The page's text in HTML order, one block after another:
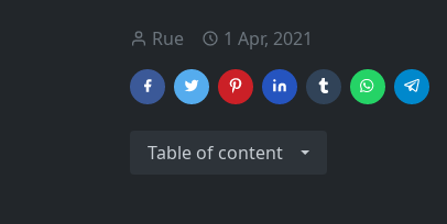
Rue 1 Apr, 2021
Table of content